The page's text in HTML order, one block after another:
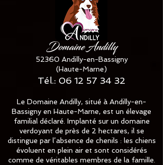
Domaine Andilly
52360 Andilly-en-Bassigny
(Haute-Marne)
Tél.: 06 12 57 34 32
Le Domaine Andilly, situé à Andilly-en-
Bassigny en Haute-Marne, est un élevage
familial déclaré. Implanté sur un domaine
verdoyant de près de 2 hectares, il se
distingue par l’absence de chenils : les chiens
évoluent en plein air et sont considérés
comme de véritables membres de la famille.